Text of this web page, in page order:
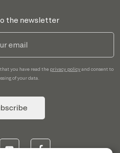
the newsletter
you have read the privacy policyand consent to
of your data.